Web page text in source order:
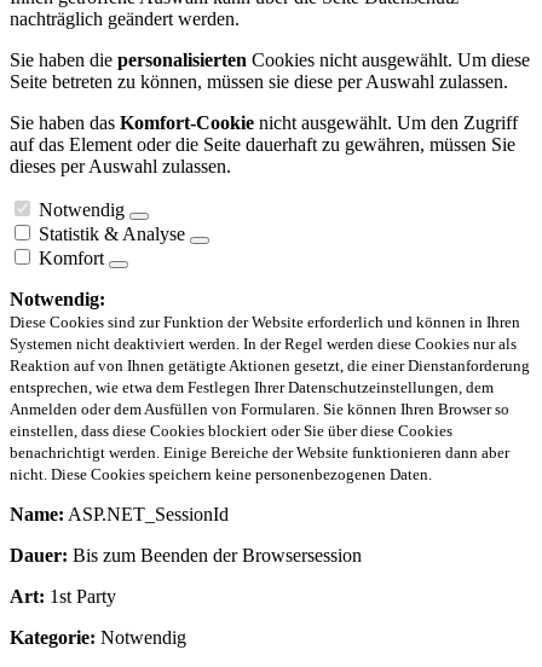
nachträglich geändert werden.
Sie haben die personalisierten Cookies nicht ausgewählt. Um diese
Seite betreten zu können, müssen sie diese per Auswahl zulassen.
Sie haben das Komfort-Cookie nicht ausgewählt. Um den Zugriff
auf das Element oder die Seite dauerhaft zu gewähren, müssen Sie
dieses per Auswahl zulassen.
Notwendig
Statistik & Analyse
Komfort
Notwendig:
Diese Cookies sind zur Funktion der Website erforderlich und können in Ihren
Systemen nicht deaktiviert werden. In der Regel werden diese Cookies nur als
Reaktion auf von Ihnen getätigte Aktionen gesetzt, die einer Dienstanforderung
entsprechen, wie etwa dem Festlegen Ihrer Datenschutzeinstellungen, dem
Anmelden oder dem Ausfüllen von Formularen. Sie können Ihren Browser so
einstellen, dass diese Cookies blockiert oder Sie über diese Cookies
benachrichtigt werden. Einige Bereiche der Website funktionieren dann aber
nicht. Diese Cookies speichern keine personenbezogenen Daten.
Name: ASP.NET_SessionId
Dauer: Bis zum Beenden der Browsersession
Art: 1st Party
Kategorie: Notwendig